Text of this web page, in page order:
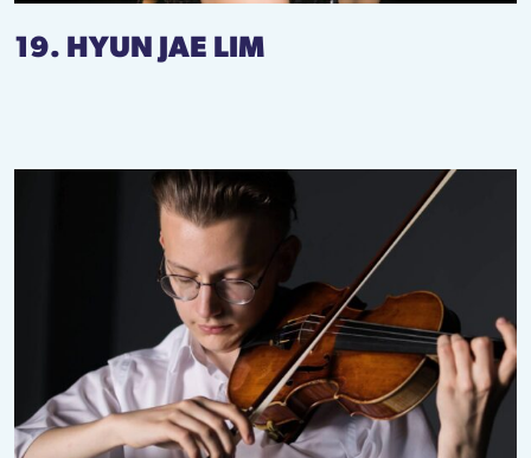
19. HYUN JAE LIM